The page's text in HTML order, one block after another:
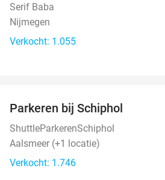
Serif Baba
Nijmegen
Verkocht: 1.055
Parkeren bij Schiphol
ShuttleParkerenSchiphol
Aalsmeer (+1 locatie)
Verkocht: 1.746